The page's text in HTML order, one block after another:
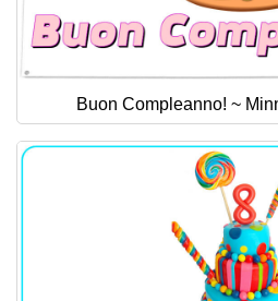
Buon Compleanno! ~